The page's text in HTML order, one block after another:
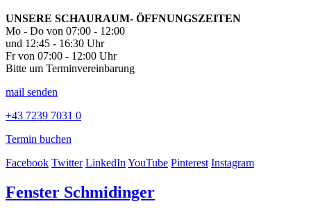
UNSERE SCHAURAUM- ÖFFNUNGSZEITEN
Mo - Do von 07:00 - 12:00
und 12:45 - 16:30 Uhr
Fr von 07:00 - 12:00 Uhr
Bitte um Terminvereinbarung
mail senden
+43 7239 7031 0
Termin buchen
Facebook Twitter LinkedInYouTube Pinterest Instagram
Fenster Schmidinger